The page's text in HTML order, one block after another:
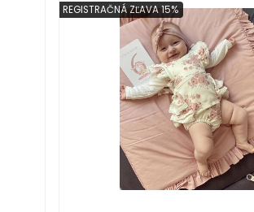
REGISTRAČNÁ ZĽAVA 15%